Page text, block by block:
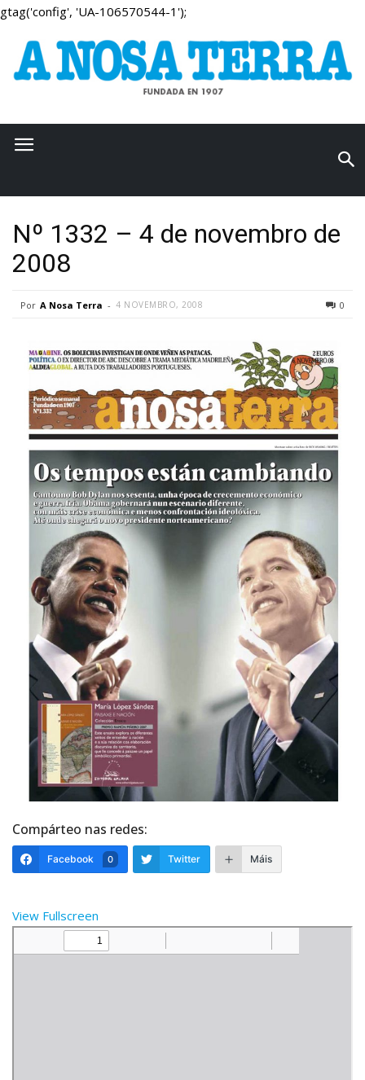
gtag('config', 'UA-106570544-1');
Nº 1332 – 4 de novembro de
2008
Por A Nosa Terra - 4 NOVEMBRO, 2008 0
Compárteo nas redes:
Facebook 0 Twitter Máis
View Fullscreen